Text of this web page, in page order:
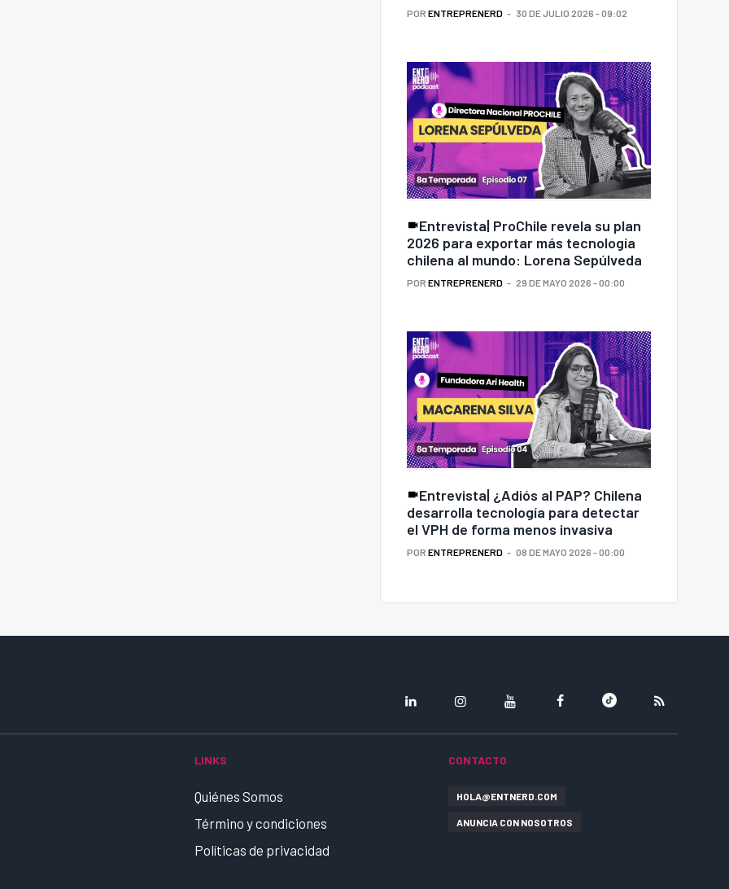
POR ENTREPRENERD 30 DE JULIO 2026 - 09:02
Entrevista| ProChile revela su plan
2026 para exportar más tecnología
chilena al mundo: Lorena Sepúlveda
POR ENTREPRENERD 29 DE MAYO 2026 - 00:00
Entrevista| ¿Adiós al PAP? Chilena
desarrolla tecnología para detectar
el VPH de forma menos invasiva
POR ENTREPRENERD 08 DE MAYO 2026 - 00:00
LINKS
Quiénes Somos
Término y condiciones
Políticas de privacidad
CONTACTO
HOLA@ENTNERD.COM
ANUNCIA CON NOSOTROS